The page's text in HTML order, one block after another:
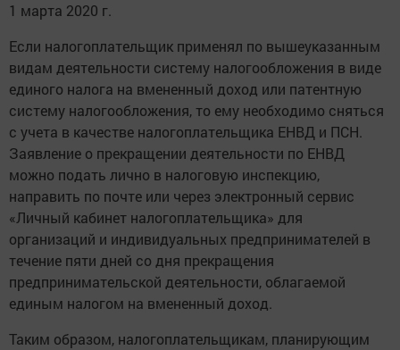
1 марта 2020 г.
Если налогоплательщик применял по вышеуказанным
видам деятельности систему налогообложения в виде
единого налога на вмененный доход или патентную
систему налогообложения, то ему необходимо сняться
с учета в качестве налогоплательщика ЕНВД и ПСН.
Заявление о прекращении деятельности по ЕНВД
можно подать лично в налоговую инспекцию,
направить по почте или через электронный сервис
«Личный кабинет налогоплательщика» для
организаций и индивидуальных предпринимателей в
течение пяти дней со дня прекращения
предпринимательской деятельности, облагаемой
единым налогом на вмененный доход.
Таким образом, налогоплательщикам, планирующим